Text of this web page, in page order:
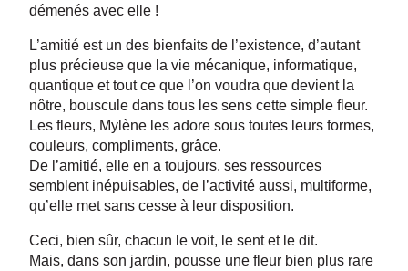
démenés avec elle !
L’amitié est un des bienfaits de l’existence, d’autant
plus précieuse que la vie mécanique, informatique,
quantique et tout ce que l’on voudra que devient la
nôtre, bouscule dans tous les sens cette simple fleur.
Les fleurs, Mylène les adore sous toutes leurs formes,
couleurs, compliments, grâce.
De l’amitié, elle en a toujours, ses ressources
semblent inépuisables, de l’activité aussi, multiforme,
qu’elle met sans cesse à leur disposition.
Ceci, bien sûr, chacun le voit, le sent et le dit.
Mais, dans son jardin, pousse une fleur bien plus rare